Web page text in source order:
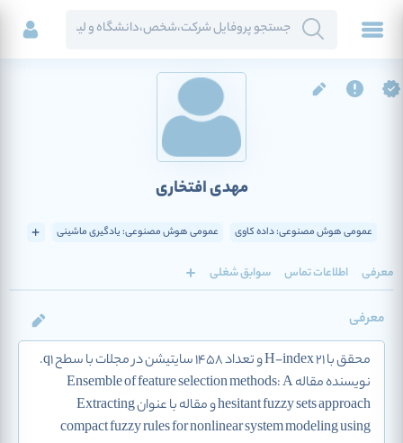
مهدی افتخاری
عمومی هوش مصنوعی: داده کاوی عمومی هوش مصنوعی: یادگیری ماشینی
معرفی اطلاعات تماس سوابق شغلی
معرفی
محقق با H-index 21 و تعداد 1458 سایتیشن در مجلات با سطح q1.
نویسنده مقاله Ensemble of feature selection methods: A
hesitant fuzzy sets approach و مقاله با عنوان Extracting
compact fuzzy rules for nonlinear system modeling using